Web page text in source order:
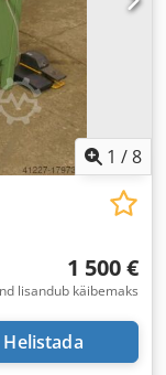
1 /8
1 500 €
lisandub käibemaks
Helistada